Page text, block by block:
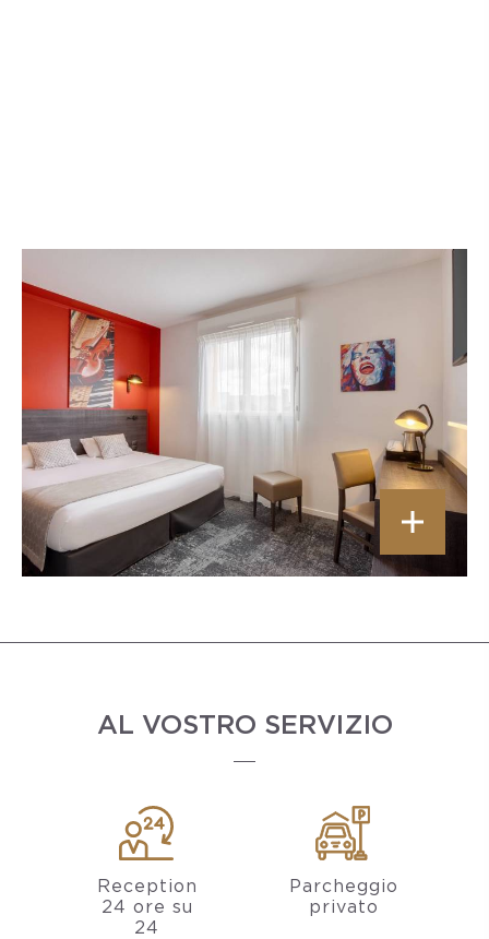
AL VOSTRO SERVIZIO
Reception
24 ore su
24
Parcheggio
privato